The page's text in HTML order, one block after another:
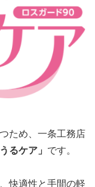
ため、一条工務店
うるケア」 です。
快適性と手間の軽